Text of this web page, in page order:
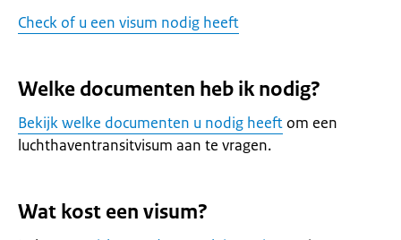
Check of u een visum nodig heeft
Welke documenten heb ik nodig?
Bekijk welke documenten u nodig heeft om een
luchthaventransitvisum aan te vragen.
Wat kost een visum?